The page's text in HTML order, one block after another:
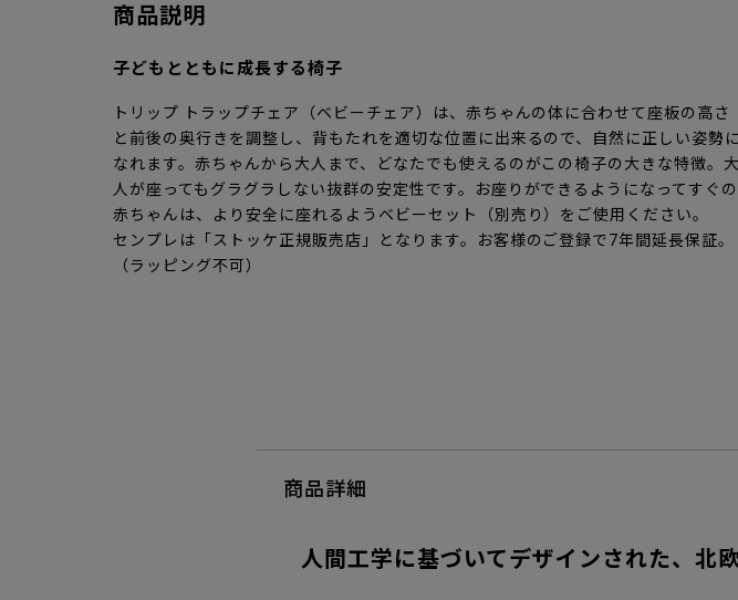
商品説明
子どもとともに成長する椅子
トリップ トラップチェア（ベビーチェア）は、赤ちゃんの体に合わせて座板の高さ
と前後の奥行きを調整し、背もたれを適切な位置に出来るので、自然に正しい姿勢に
なれます。赤ちゃんから大人まで、どなたでも使えるのがこの椅子の大きな特徴。大
人が座ってもグラグラしない抜群の安定性です。お座りができるようになってすぐの
赤ちゃんは、より安全に座れるようベビーセット（別売り）をご使用ください。
センプレは「ストッケ正規販売店」となります。お客様のご登録で7年間延長保証。
（ラッピング不可）
商品詳細
人間工学に基づいてデザインされた、北